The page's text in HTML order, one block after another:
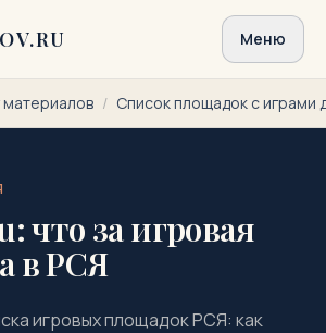
Меню
материалов / Список площадок с играми
что за игровая
в РСЯ
игровых площадок РСЯ: как